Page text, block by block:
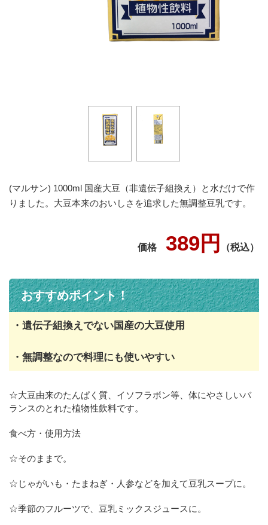
(マルサン) 1000ml 国産大豆（非遺伝子組換え）と水だけで作
りました。大豆本来のおいしさを追求した無調整豆乳です。
価格 389円 （税込）
おすすめポイント！
・遺伝子組換えでない国産の大豆使用
・無調整なので料理にも使いやすい
☆大豆由来のたんぱく質、イソフラボン等、体にやさしいバ
ランスのとれた植物性飲料です。
食べ方・使用方法
☆そのままで。
☆じゃがいも・たまねぎ・人参などを加えて豆乳スープに。
☆季節のフルーツで、豆乳ミックスジュースに。